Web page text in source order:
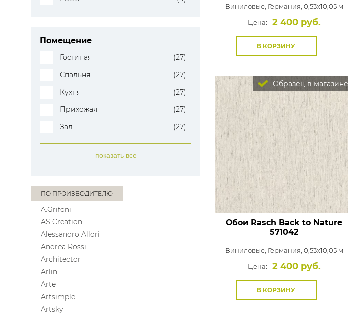
Помещение
Гостиная
(27)
Спальня
(27)
Кухня
(27)
Прихожая
(27)
Зал
(27)
показать все
ПО ПРОИЗВОДИТЕЛЮ
A.Grifoni
AS Creation
Alessandro Allori
Andrea Rossi
Architector
Arlin
Arte
Artsimple
Artsky
Виниловые, Германия, 0,53x10,05 м
Цена:
2 400 руб.
В КОРЗИНУ
Образец в магазине
Обои Rasch Back to Nature
571042
Виниловые, Германия, 0,53x10,05 м
Цена:
2 400 руб.
В КОРЗИНУ